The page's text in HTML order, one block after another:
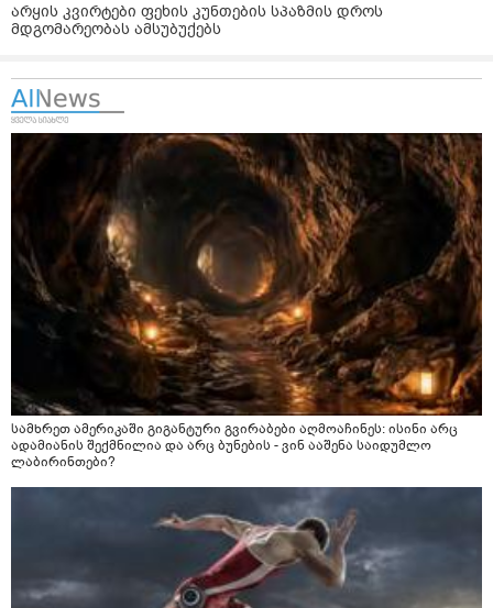
არყის კვირტები ფეხის კუნთების სპაზმის დროს
მდგომარეობას ამსუბუქებს
სამხრეთ ამერიკაში გიგანტური გვირაბები აღმოაჩინეს: ისინი არც
ადამიანის შექმნილია და არც ბუნების - ვინ ააშენა საიდუმლო
ლაბირინთები?